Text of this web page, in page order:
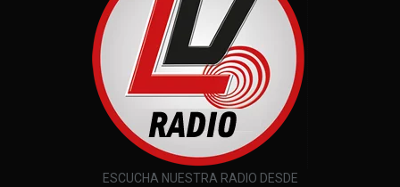
ESCUCHA NUESTRA RADIO DESDE